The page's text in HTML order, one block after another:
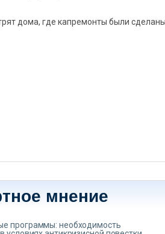
дома, где капремонты были сделаны
мнение
программы: необходимость